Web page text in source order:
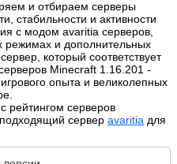
и отбираем серверы
стабильности и активности
с модом avaritia серверов,
и дополнительных
который соответствует
Minecraft 1.16.201 -
опыта и великолепных
рейтингом серверов
сервер avaritia для